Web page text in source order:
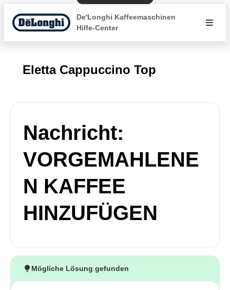
De'Longhi Kaffeemaschinen
Hilfe-Center
Eletta Cappuccino Top
Nachricht:
VORGEMAHLENE
N KAFFEE
HINZUFÜGEN
Mögliche Lösung gefunden